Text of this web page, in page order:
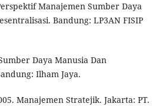
Manajemen Sumber Daya
Bandung: LP3AN FISIP
Daya Manusia Dan
Ilham Jaya.
Manajemen Stratejik. Jakarta: PT.